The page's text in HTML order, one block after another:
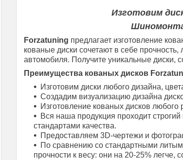
Изготовим
Forzatuning предлагает изготовление
кованые диски сочетают в себе
автомобиля. Получите уникальные диски,
Преимущества кованых дисков
Изготовим диски любого дизайна,
Создадим визуализацию дизайна
Изготовление кованых дисков любого
Вся наша продукция проходит
стандартами качества.
Предоставляем 3D-чертежи и
По сравнению со стандартными
прочности к весу: они на 20-25% легче,